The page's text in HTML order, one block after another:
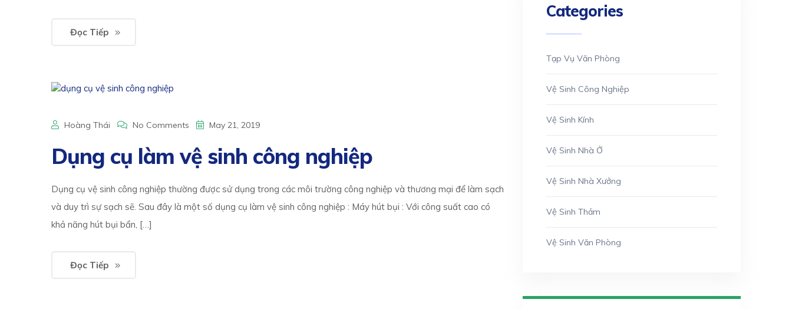
Đọc Tiếp
Hoàng Thái No Comments May 21, 2019
Dụng cụ làm vệ sinh công nghiệp
Dụng cụ vệ sinh công nghiệp thường được sử dụng trong các môi trường công nghiệp và thương mại để làm sạch
và duy trì sự sạch sẽ. Sau đây là một số dụng cụ làm vệ sinh công nghiệp : Máy hút bụi : Với công suất cao có
khả năng hút bụi bẩn, […]
Đọc Tiếp
Categories
Tạp Vụ Văn Phòng
Vệ Sinh Công Nghiệp
Vệ Sinh Kính
Vệ Sinh Nhà Ở
Vệ Sinh Nhà Xưởng
Vệ Sinh Thảm
Vệ Sinh Văn Phòng